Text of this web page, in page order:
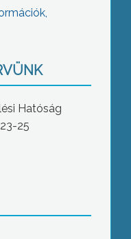
Hatóság
25